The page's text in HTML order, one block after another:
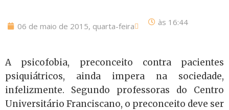
06 de maio de 2015, quarta-feira às 16:44
A psicofobia, preconceito contra pacientes
psiquiátricos, ainda impera na sociedade,
infelizmente. Segundo professoras do Centro
Universitário Franciscano, o preconceito deve ser